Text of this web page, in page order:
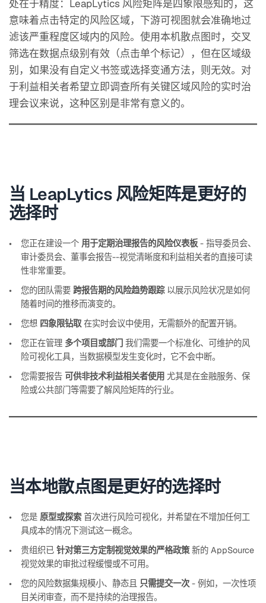
处在于精度：LeapLytics 风险矩阵是四象限感知的，这
意味着点击特定的风险区域，下游可视图就会准确地过
滤该严重程度区域内的风险。使用本机散点图时，交叉
筛选在数据点级别有效（点击单个标记），但在区域级
别，如果没有自定义书签或选择变通方法，则无效。对
于利益相关者希望立即调查所有关键区域风险的实时治
理会议来说，这种区别是非常有意义的。
当 LeapLytics 风险矩阵是更好的
选择时
您正在建设一个 用于定期治理报告的风险仪表板 - 指导委员会、
审计委员会、董事会报告--视觉清晰度和利益相关者的直接可读
性非常重要。
您的团队需要跨报告期的风险趋势跟踪以展示风险状况是如何
随着时间的推移而演变的。
您想 四象限钻取 在实时会议中使用，无需额外的配置开销。
您正在管理 多个项目或部门 我们需要一个标准化、可维护的风
险可视化工具，当数据模型发生变化时，它不会中断。
您需要报告可供非技术利益相关者使用 尤其是在金融服务、保
险或公共部门等需要了解风险矩阵的行业。
当本地散点图是更好的选择时
您是 原型或探索 首次进行风险可视化，并希望在不增加任何工
具成本的情况下测试这一概念。
贵组织已针对第三方定制视觉效果的严格政策新的 AppSource
视觉效果的审批过程缓慢或不可用。
您的风险数据集规模小、静态且 只需提交一次 - 例如，一次性项
目关闭审查，而不是持续的治理报告。